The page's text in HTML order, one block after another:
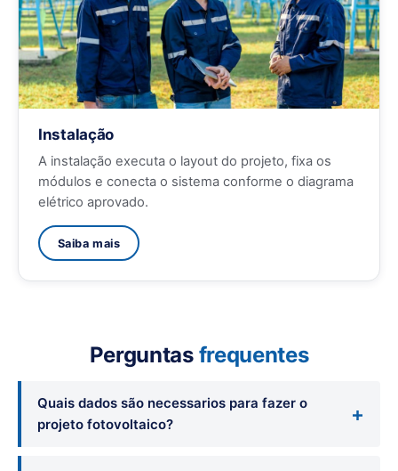
Instalação
A instalação executa o layout do projeto, fixa os
módulos e conecta o sistema conforme o diagrama
elétrico aprovado.
Saiba mais
Perguntas frequentes
Quais dados são necessarios para fazer o
projeto fotovoltaico?